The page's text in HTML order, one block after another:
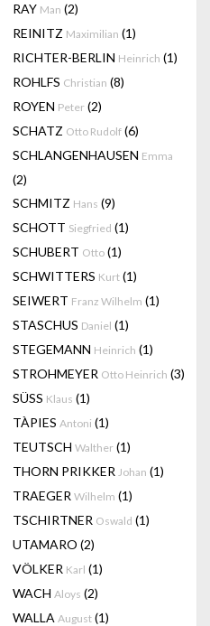
RAY Man (2)
REINITZ Maximilian (1)
RICHTER-BERLIN Heinrich (1)
ROHLFS Christian (8)
ROYEN Peter (2)
SCHATZ Otto Rudolf (6)
SCHLANGENHAUSEN Emma
(2)
SCHMITZ Hans (9)
SCHOTT Siegfried (1)
SCHUBERT Otto (1)
SCHWITTERS Kurt (1)
SEIWERT Franz Wilhelm (1)
STASCHUS Daniel (1)
STEGEMANN Heinrich (1)
STROHMEYER Otto Heinrich (3)
SÜSS Klaus (1)
TÀPIES Antoni (1)
TEUTSCH Walther (1)
THORN PRIKKER Johan (1)
TRAEGER Wilhelm (1)
TSCHIRTNER Oswald (1)
UTAMARO (2)
VÖLKER Karl (1)
WACH Aloys (2)
WALLA August (1)